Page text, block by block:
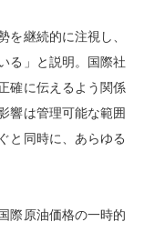
継続的に注視し、
る」と説明。国際社
確に伝えるよう関係
響は管理可能な範囲
と同時に、あらゆる
際原油価格の一時的